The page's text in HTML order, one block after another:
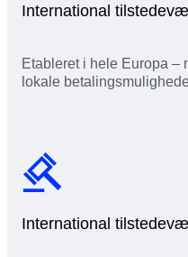
International
Etableret i hele Europa –
lokale
International